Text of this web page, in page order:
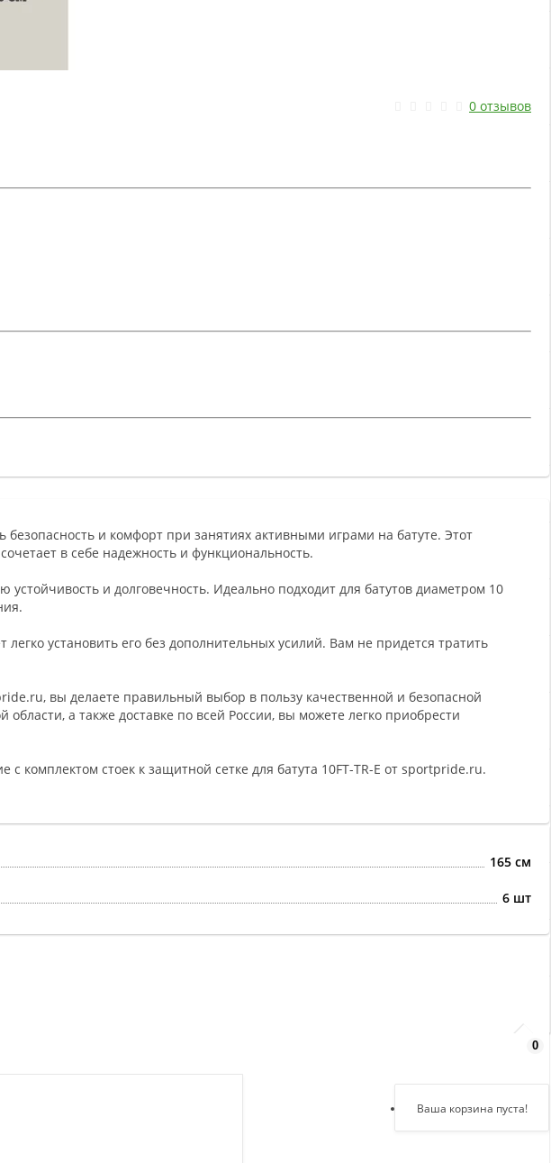
0
Ваша корзина пуста!
0 отзывов
безопасность и комфорт при занятиях активными играми на батуте. Этот
в себе надежность и функциональность.
и долговечность. Идеально подходит для батутов диаметром 10
установить его без дополнительных усилий. Вам не придется тратить
вы делаете правильный выбор в пользу качественной и безопасной
а также доставке по всей России, вы можете легко приобрести
комплектом стоек к защитной сетке для батута 10FT-TR-E от sportpride.ru.
165 см
6 шт